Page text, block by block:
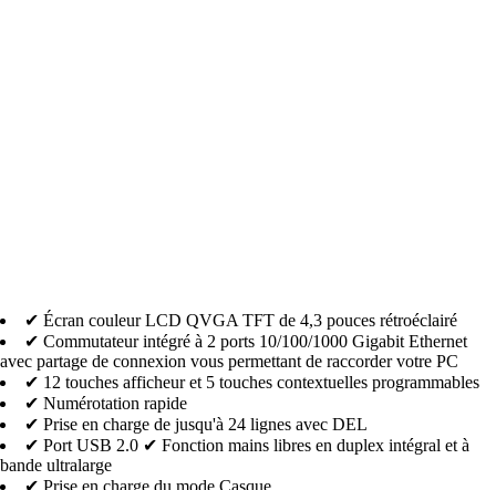
✔ Écran couleur LCD QVGA TFT de 4,3 pouces rétroéclairé
✔ Commutateur intégré à 2 ports 10/100/1000 Gigabit Ethernet
avec partage de connexion vous permettant de raccorder votre PC
✔ 12 touches afficheur et 5 touches contextuelles programmables
✔ Numérotation rapide
✔ Prise en charge de jusqu'à 24 lignes avec DEL
✔ Port USB 2.0 ✔ Fonction mains libres en duplex intégral et à
bande ultralarge